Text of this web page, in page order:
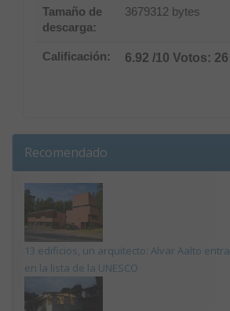
Tamaño de
descarga:
3679312 bytes
Calificación: 6.92 /10 Votos: 26
Recomendado
13 edificios, un arquitecto: Alvar Aalto entra
en la lista de la UNESCO